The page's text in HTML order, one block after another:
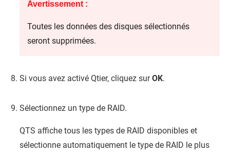
Avertissement :
Toutes les données des disques sélectionnés
seront supprimées.
Si vous avez activé Qtier, cliquez surOK.
Sélectionnez un type de RAID.
QTS affiche tous les types de RAID disponibles et
sélectionne automatiquement le type de RAID le plus